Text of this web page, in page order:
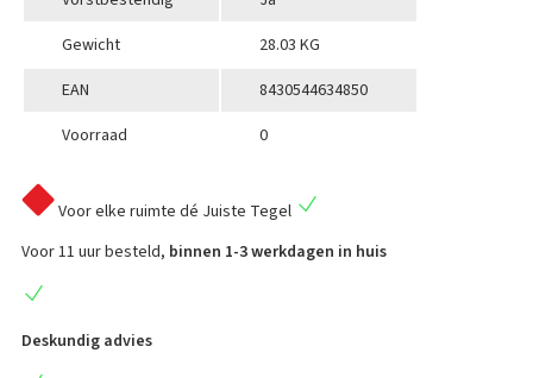
Gewicht
28.03 KG
EAN
8430544634850
Voorraad
0
Voor elke ruimte dé Juiste Tegel
Voor 11 uur besteld, binnen 1-3 werkdagen in huis
Deskundig advies